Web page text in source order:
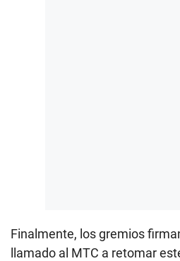
Finalmente, los gremios
llamado al MTC a retomar